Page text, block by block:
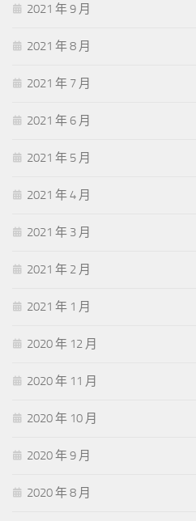
2021 年 9 月
2021 年 8 月
2021 年 7 月
2021 年 6 月
2021 年 5 月
2021 年 4 月
2021 年 3 月
2021 年 2 月
2021 年 1 月
2020 年 12 月
2020 年 11 月
2020 年 10 月
2020 年 9 月
2020 年 8 月